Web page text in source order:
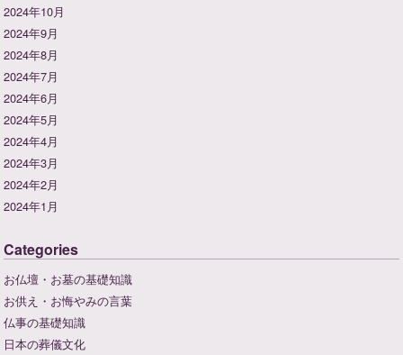
2024年10月
2024年9月
2024年8月
2024年7月
2024年6月
2024年5月
2024年4月
2024年3月
2024年2月
2024年1月
Categories
お仏壇・お墓の基礎知識
お供え・お悔やみの言葉
仏事の基礎知識
日本の葬儀文化